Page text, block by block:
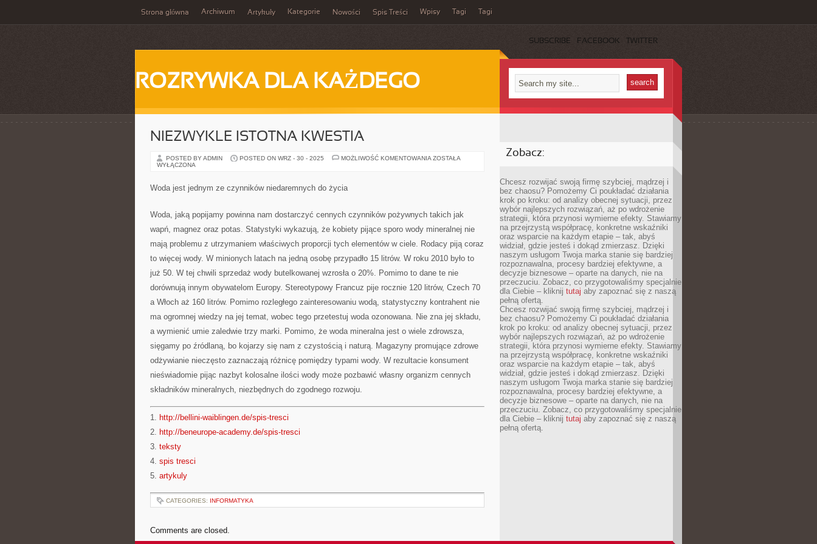
Strona główna Archiwum Artykuły Kategorie Nowości Spis Treści Wpisy Tagi Tagi
SUBSCRIBE FACEBOOK TWITTER
ROZRYWKA DLA KAŻDEGO
NIEZWYKLE ISTOTNA KWESTIA
POSTED BY ADMIN POSTED ON WRZ - 30 - 2025 MOŻLIWOŚĆ KOMENTOWANIA NIEZWYKLE
ZOSTAŁA
WYŁĄCZONA
Woda jest jednym ze czynników niedaremnych do życia
Woda, jaką popijamy powinna nam dostarczyć cennych czynników pożywnych takich jak
wapń, magnez oraz potas. Statystyki wykazują, że kobiety pijące sporo wody mineralnej nie
mają problemu z utrzymaniem właściwych proporcji tych elementów w ciele. Rodacy piją coraz
to więcej wody. W minionych latach na jedną osobę przypadło 15 litrów. W roku 2010 było to
już 50. W tej chwili sprzedaż wody butelkowanej wzrosła o 20%. Pomimo to dane te nie
dorównują innym obywatelom Europy. Stereotypowy Francuz pije rocznie 120 litrów, Czech 70
a Włoch aż 160 litrów. Pomimo rozległego zainteresowaniu wodą, statystyczny kontrahent nie
ma ogromnej wiedzy na jej temat, wobec tego przetestuj woda ozonowana. Nie zna jej składu,
a wymienić umie zaledwie trzy marki. Pomimo, że woda mineralna jest o wiele zdrowsza,
sięgamy po źródlaną, bo kojarzy się nam z czystością i naturą. Magazyny promujące zdrowe
odżywianie nieczęsto zaznaczają różnicę pomiędzy typami wody. W rezultacie konsument
nieświadomie pijąc nazbyt kolosalne ilości wody może pozbawić własny organizm cennych
składników mineralnych, niezbędnych do zgodnego rozwoju.
1. http://bellini-waiblingen.de/spis-tresci
2. http://beneurope-academy.de/spis-tresci
3. teksty
4. spis tresci
5. artykuly
CATEGORIES: INFORMATYKA
Comments are closed.
Zobacz:
Chcesz rozwijać swoją firmę szybciej, mądrzej i
bez chaosu? Pomożemy Ci poukładać działania
krok po kroku: od analizy obecnej sytuacji, przez
wybór najlepszych rozwiązań, aż po wdrożenie
strategii, która przynosi wymierne efekty. Stawiamy
na przejrzystą współpracę, konkretne wskaźniki
oraz wsparcie na każdym etapie – tak, abyś
widział, gdzie jesteś i dokąd zmierzasz. Dzięki
naszym usługom Twoja marka stanie się bardziej
rozpoznawalna, procesy bardziej efektywne, a
decyzje biznesowe – oparte na danych, nie na
przeczuciu. Zobacz, co przygotowaliśmy specjalnie
dla Ciebie – kliknij tutaj aby zapoznać się z naszą
pełną ofertą.
Chcesz rozwijać swoją firmę szybciej, mądrzej i
bez chaosu? Pomożemy Ci poukładać działania
krok po kroku: od analizy obecnej sytuacji, przez
wybór najlepszych rozwiązań, aż po wdrożenie
strategii, która przynosi wymierne efekty. Stawiamy
na przejrzystą współpracę, konkretne wskaźniki
oraz wsparcie na każdym etapie – tak, abyś
widział, gdzie jesteś i dokąd zmierzasz. Dzięki
naszym usługom Twoja marka stanie się bardziej
rozpoznawalna, procesy bardziej efektywne, a
decyzje biznesowe – oparte na danych, nie na
przeczuciu. Zobacz, co przygotowaliśmy specjalnie
dla Ciebie – kliknij tutaj aby zapoznać się z naszą
pełną ofertą.